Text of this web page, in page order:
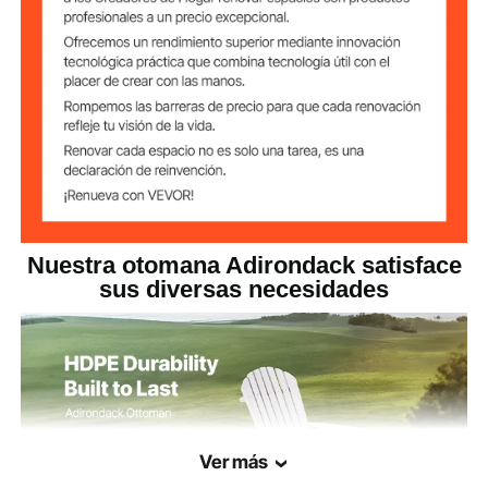
Dimensiones
17,7 x 19,7 x 13,8 pulgadas /
450 x 500 x 350 mm
Color blanco
Peso del producto 9,03 libras/4,1 kg
Nuestra otomana Adirondack satisface
sus diversas necesidades
Ver más